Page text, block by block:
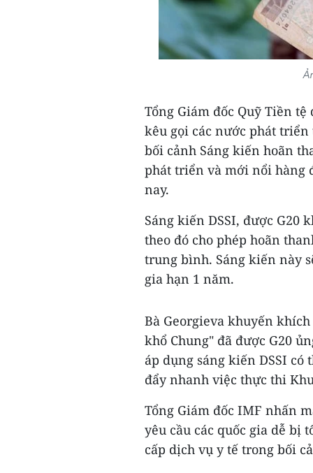
Tổng Giám đốc Quỹ Tiền
kêu gọi các nước phát
bối cảnh Sáng kiến hoãn
phát triển và mới nổi hàng
nay.
Sáng kiến DSSI, được G20
theo đó cho phép hoãn
trung bình. Sáng kiến này
gia hạn 1 năm.
Bà Georgieva khuyến
khổ Chung" đã được G20
áp dụng sáng kiến DSSI
đẩy nhanh việc thực thi
Tổng Giám đốc IMF nhấn
yêu cầu các quốc gia dễ bị
cấp dịch vụ y tế trong bối